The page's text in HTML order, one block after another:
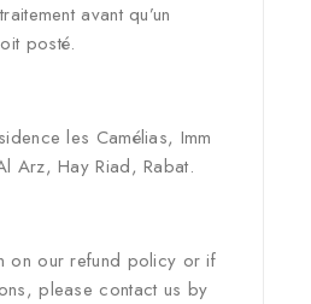
avant qu’un
posté.
les Camélias, Imm
Arz, Hay Riad, Rabat.
on our refund policy or if
please contact us by